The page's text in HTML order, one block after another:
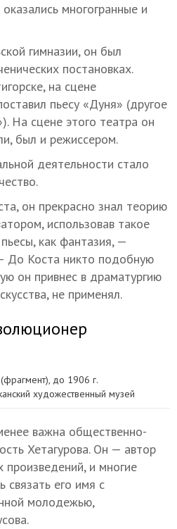
многогранные и
гимназии, он был
постановках.
на сцене
пьесу «Дуня» (другое
На сцене этого театра он
был и режиссером.
деятельности стало
он прекрасно знал теорию
использовав такое
как фантазия, —
До Коста никто подобную
он привнес в драматургию
не применял.
(фрагмент), до 1906 г.
художественный музей
важна общественно-
Хетагурова. Он — автор
произведений, и многие
связать его имя с
молодежью,